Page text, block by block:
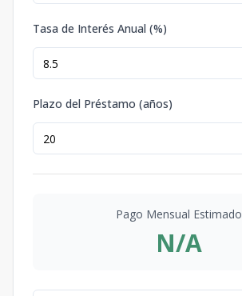
Tasa de Interés Anual (%)
Plazo del Préstamo (años)
Pago Mensual Estimado
N/A